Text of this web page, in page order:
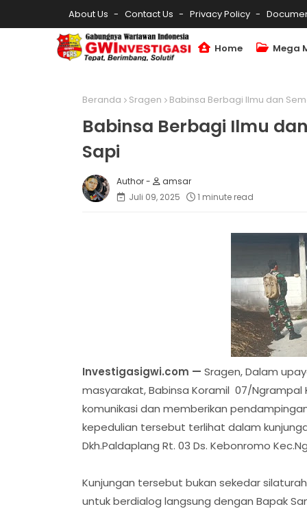
About Us Contact Us Privacy Policy
Home Mega
Beranda Sragen Babinsa Berbagi Ilmu dan
Babinsa Berbagi Ilmu
Sapi
amsar
Juli 09, 2025
1 minute read
Investigasigwi.com — Sragen, Dalam
masyarakat, Babinsa Koramil 07/
komunikasi dan memberikan
kepedulian tersebut terlihat dalam
Dkh.Paldaplang Rt. 03 Ds. Kebonromo
Kunjungan tersebut bukan sekedar
untuk berdialog langsung dengan Bapak